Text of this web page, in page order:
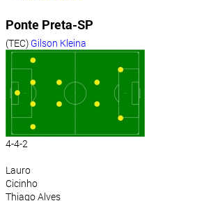
Ponte Preta-SP
(TEC) Gilson Kleina
4-4-2
Lauro
Cicinho
Thiago Alves